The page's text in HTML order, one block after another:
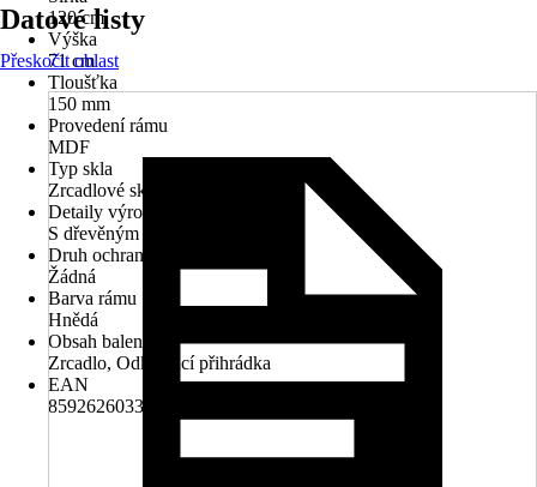
120 cm
Výška
71 cm
Tloušťka
150 mm
Provedení rámu
MDF
Typ skla
Zrcadlové sklo
Detaily výrobku
S dřevěným rámem, S poličkou
Druh ochrany
Žádná
Barva rámu
Hnědá
Obsah balení
Zrcadlo, Odkládací přihrádka
EAN
8592626033217
Datové listy
Přeskočit oblast